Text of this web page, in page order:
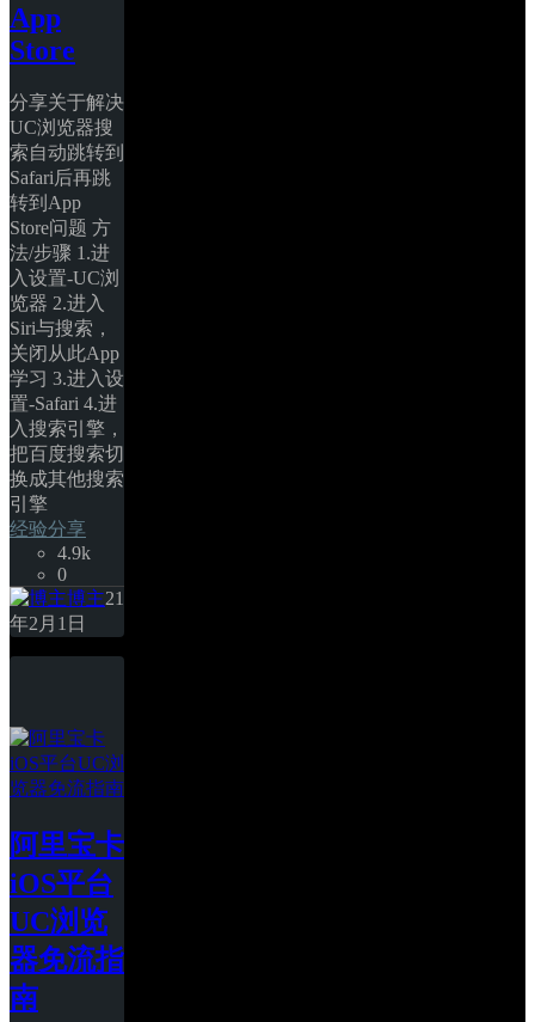
App
Store
分享关于解决
UC浏览器搜
索自动跳转到
Safari后再跳
转到App
Store问题 方
法/步骤 1.进
入设置-UC浏
览器 2.进入
Siri与搜索，
关闭从此App
学习 3.进入设
置-Safari 4.进
入搜索引擎，
把百度搜索切
换成其他搜索
引擎
经验分享
4.9k
0
博主21
年2月1日
阿里宝卡
iOS平台
UC浏览
器免流指
南